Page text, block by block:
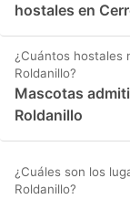
hostales en
¿Cuántos hostales
Roldanillo?
Mascotas
Roldanillo
¿Cuáles son los
Roldanillo?